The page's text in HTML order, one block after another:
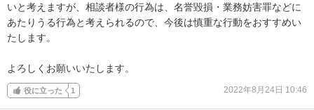
いと考えますが、相談者様の行為は、名誉毀損・業務妨害罪などに
あたりうる行為と考えられるので、今後は慎重な行動をおすすめい
たします。
よろしくお願いいたします。
役に立った 1 2022年8月24日 10:46